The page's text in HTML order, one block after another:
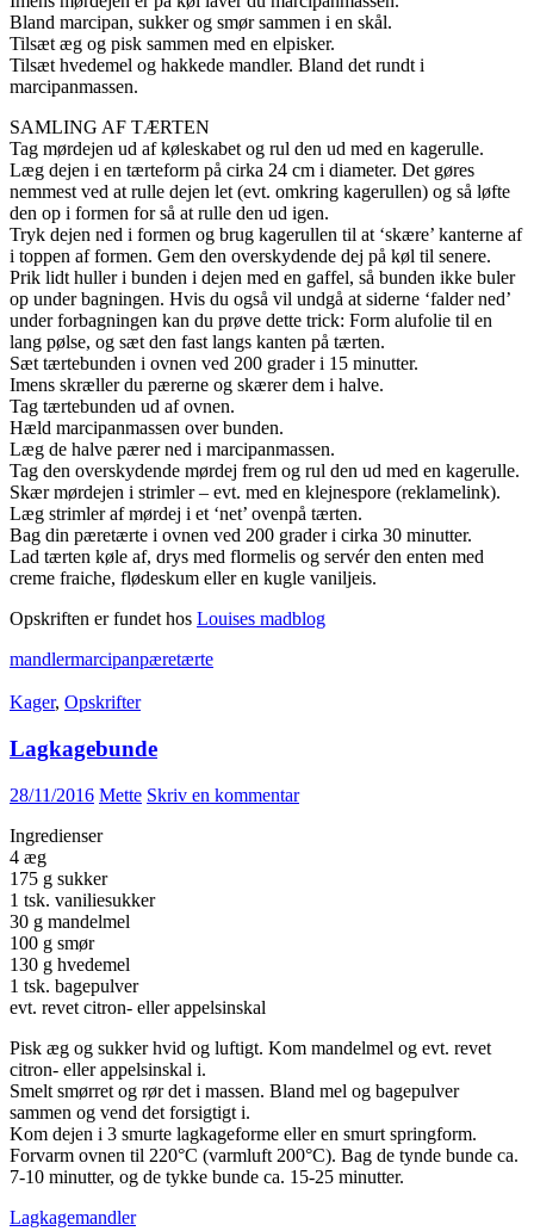
Bland marcipan, sukker og smør sammen i en skål.
Tilsæt æg og pisk sammen med en elpisker.
Tilsæt hvedemel og hakkede mandler. Bland det rundt i
marcipanmassen.
SAMLING AF TÆRTEN
Tag mørdejen ud af køleskabet og rul den ud med en kagerulle.
Læg dejen i en tærteform på cirka 24 cm i diameter. Det gøres
nemmest ved at rulle dejen let (evt. omkring kagerullen) og så løfte
den op i formen for så at rulle den ud igen.
Tryk dejen ned i formen og brug kagerullen til at ‘skære’ kanterne af
i toppen af formen. Gem den overskydende dej på køl til senere.
Prik lidt huller i bunden i dejen med en gaffel, så bunden ikke buler
op under bagningen. Hvis du også vil undgå at siderne ‘falder ned’
under forbagningen kan du prøve dette trick: Form alufolie til en
lang pølse, og sæt den fast langs kanten på tærten.
Sæt tærtebunden i ovnen ved 200 grader i 15 minutter.
Imens skræller du pærerne og skærer dem i halve.
Tag tærtebunden ud af ovnen.
Hæld marcipanmassen over bunden.
Læg de halve pærer ned i marcipanmassen.
Tag den overskydende mørdej frem og rul den ud med en kagerulle.
Skær mørdejen i strimler – evt. med en klejnespore (reklamelink).
Læg strimler af mørdej i et ‘net’ ovenpå tærten.
Bag din pæretærte i ovnen ved 200 grader i cirka 30 minutter.
Lad tærten køle af, drys med flormelis og servér den enten med
creme fraiche, flødeskum eller en kugle vaniljeis.
Opskriften er fundet hos Louises madblog
mandlermarcipanpæretærte
Kager, Opskrifter
Lagkagebunde
28/11/2016 Mette Skriv en kommentar
Ingredienser
4 æg
175 g sukker
1 tsk. vaniliesukker
30 g mandelmel
100 g smør
130 g hvedemel
1 tsk. bagepulver
evt. revet citron- eller appelsinskal
Pisk æg og sukker hvid og luftigt. Kom mandelmel og evt. revet
citron- eller appelsinskal i.
Smelt smørret og rør det i massen. Bland mel og bagepulver
sammen og vend det forsigtigt i.
Kom dejen i 3 smurte lagkageforme eller en smurt springform.
Forvarm ovnen til 220°C (varmluft 200°C). Bag de tynde bunde ca.
7-10 minutter, og de tykke bunde ca. 15-25 minutter.
Lagkagemandler